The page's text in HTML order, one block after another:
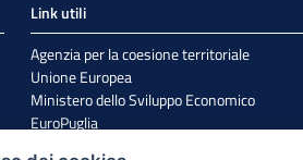
Link utili
Agenzia per la coesione territoriale
Unione Europea
Ministero dello Sviluppo Economico
EuroPuglia